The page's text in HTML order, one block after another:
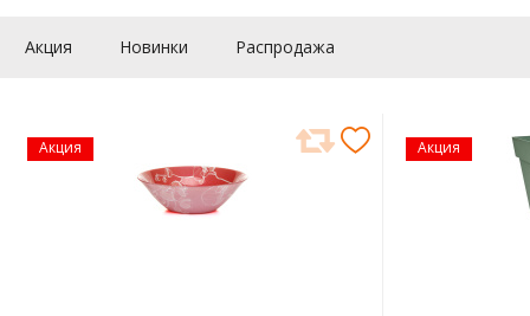
Акция Новинки Распродажа
Акция Акция